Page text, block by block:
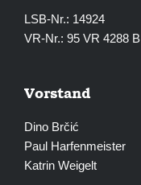
LSB-Nr.: 14924
VR-Nr.: 95 VR 4288 B
Vorstand
Dino Brčić
Paul Harfenmeister
Katrin Weigelt